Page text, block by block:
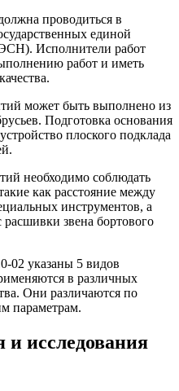
проводиться в
единой
Исполнители работ
работ и иметь
может быть выполнено из
Подготовка основания
плоского подклада
необходимо соблюдать
как расстояние между
инструментов, а
звена бортового
02 указаны 5 видов
в различных
Они различаются по
параметрам.
исследования